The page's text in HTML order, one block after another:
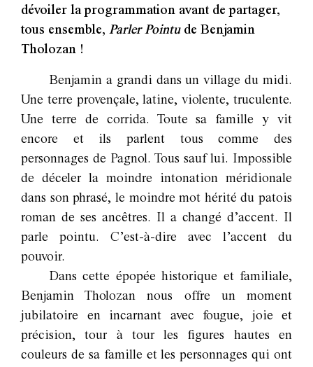
dévoiler la programmation avant de partager,
tous ensemble, Parler Pointu de Benjamin
Tholozan !
Benjamin a grandi dans un village du midi.
Une terre provençale, latine, violente, truculente.
Une terre de corrida. Toute sa famille y vit
encore et ils parlent tous comme des
personnages de Pagnol. Tous sauf lui. Impossible
de déceler la moindre intonation méridionale
dans son phrasé, le moindre mot hérité du patois
roman de ses ancêtres. Il a changé d’accent. Il
parle pointu. C’est-à-dire avec l’accent du
pouvoir.
Dans cette épopée historique et familiale,
Benjamin Tholozan nous offre un moment
jubilatoire en incarnant avec fougue, joie et
précision, tour à tour les figures hautes en
couleurs de sa famille et les personnages qui ont